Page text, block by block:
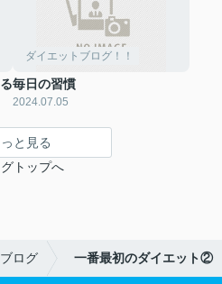
ダイエットブログ！！
毎日の習慣
2024.07.05
と見る
トップへ
ブログ 一番最初のダイエット②